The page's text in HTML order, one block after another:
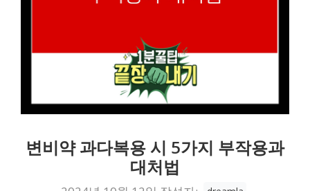
변비약 과다복용 시 5가지 부작용과
대처법